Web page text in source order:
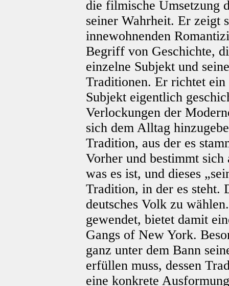
die filmische Umsetzung
seiner Wahrheit. Er zeigt
innewohnenden
Begriff von Geschichte,
einzelne Subjekt und
Traditionen. Er richtet ein
Subjekt eigentlich
Verlockungen der
sich dem Alltag
Tradition, aus der es
Vorher und bestimmt sich
was es ist, und dieses
Tradition, in der es steht.
deutsches Volk zu
gewendet, bietet damit
Gangs of New York.
ganz unter dem Bann
erfüllen muss, dessen
eine konkrete